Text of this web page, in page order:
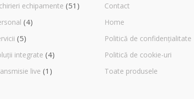
echipamente (51)
(4)
(5)
integrate (4)
live (1)
Contact
Home
Politică de confidențialitate
Politică de cookie-uri
Toate produsele